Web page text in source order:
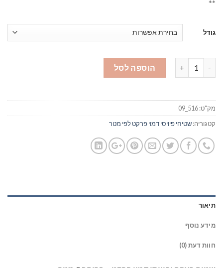
**
גודל
כמות של פיויסי דמוי פרקט - רוחב 2 מטר - אפור עופרת #111
הוספה לסל
מק"ט:516_09
קטגוריה:שטיחי פיויסי דמוי פרקט לפי מטר
תיאור
מידע נוסף
חוות דעת (0)